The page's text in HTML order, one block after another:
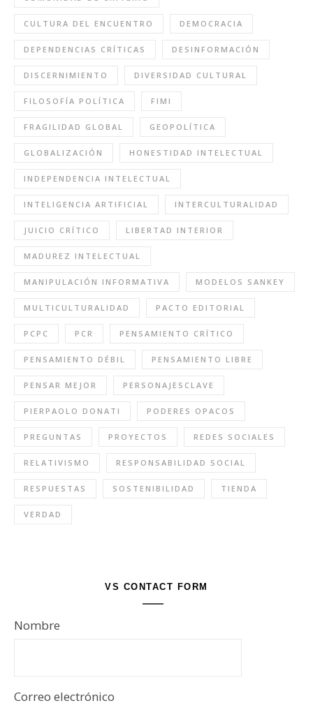
CULTURA DEL ENCUENTRO DEMOCRACIA
DEPENDENCIAS CRÍTICAS DESINFORMACIÓN
DISCERNIMIENTO DIVERSIDAD CULTURAL
FILOSOFÍA POLÍTICA FIMI
FRAGILIDAD GLOBAL GEOPOLÍTICA
GLOBALIZACIÓN HONESTIDAD INTELECTUAL
INDEPENDENCIA INTELECTUAL
INTELIGENCIA ARTIFICIAL INTERCULTURALIDAD
JUICIO CRÍTICO LIBERTAD INTERIOR
MADUREZ INTELECTUAL
MANIPULACIÓN INFORMATIVA MODELOS SANKEY
MULTICULTURALIDAD PACTO EDITORIAL
PCPC PCR PENSAMIENTO CRÍTICO
PENSAMIENTO DÉBIL PENSAMIENTO LIBRE
PENSAR MEJOR PERSONAJESCLAVE
PIERPAOLO DONATI PODERES OPACOS
PREGUNTAS PROYECTOS REDES SOCIALES
RELATIVISMO RESPONSABILIDAD SOCIAL
RESPUESTAS SOSTENIBILIDAD TIENDA
VERDAD
VS CONTACT FORM
Nombre
Correo electrónico